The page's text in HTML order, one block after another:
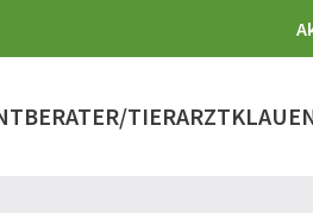
BERATER/TIERARZT